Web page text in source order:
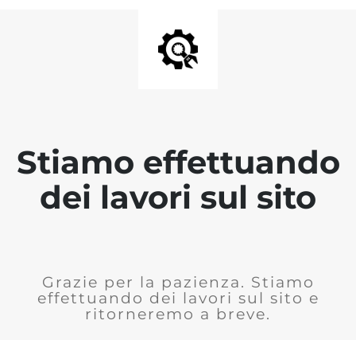
Stiamo effettuando
dei lavori sul sito
Grazie per la pazienza. Stiamo
effettuando dei lavori sul sito e
ritorneremo a breve.